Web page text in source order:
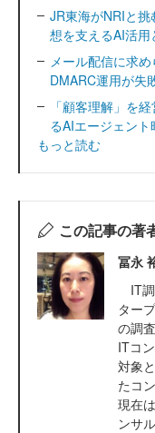
JR東海がNRIと
想を支えるAI活
メール配信に求
DMARC運用が失
「顧客理解」を
るAIエージェン
もっと読む
この記事の著
冨永
IT調
ター
の調
ITコ
対象
たコ
現在
ンサ